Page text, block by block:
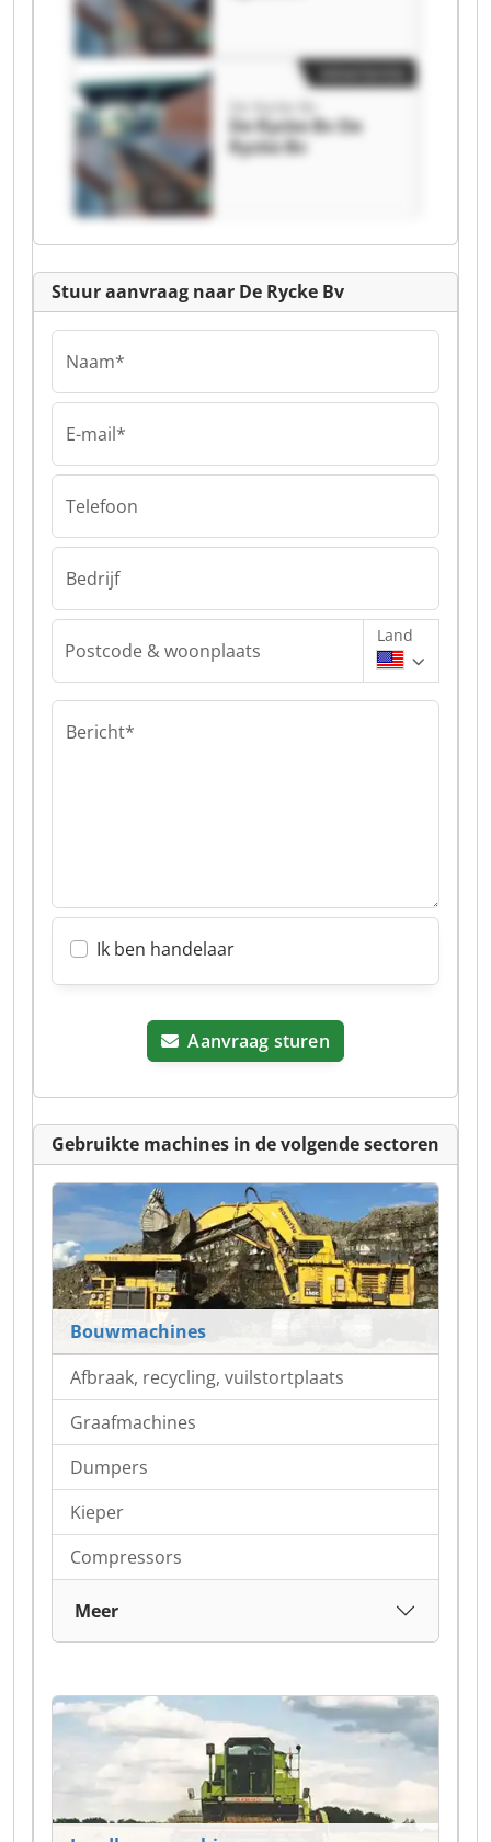
De Rycke Bv
De Rycke Bv De
Rycke Bv
Stuur aanvraag naar De Rycke Bv
Naam*
E-mail*
Telefoon
Bedrijf
Postcode & woonplaats
Land
Bericht*
Ik ben handelaar
Aanvraag sturen
Gebruikte machines in de volgende sectoren
Bouwmachines
Afbraak, recycling, vuilstortplaats
Graafmachines
Dumpers
Kieper
Compressors
Meer